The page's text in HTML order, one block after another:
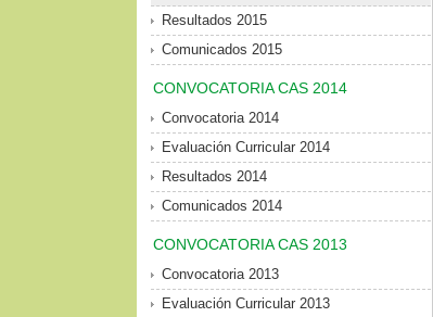
Resultados 2015
Comunicados 2015
CONVOCATORIA CAS 2014
Convocatoria 2014
Evaluación Curricular 2014
Resultados 2014
Comunicados 2014
CONVOCATORIA CAS 2013
Convocatoria 2013
Evaluación Curricular 2013